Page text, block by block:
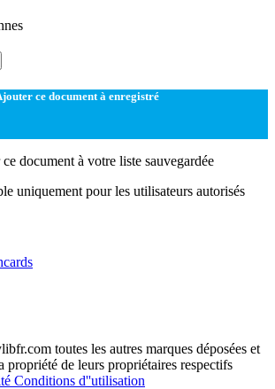
ce document à enregistré
document à votre liste sauvegardée
uniquement pour les utilisateurs autorisés
toutes les autres marques déposées et
propriété de leurs propriétaires respectifs
Conditions d''utilisation